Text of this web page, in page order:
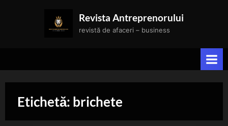
Revista Antreprenorului
revistă de afaceri – business
Etichetă: brichete